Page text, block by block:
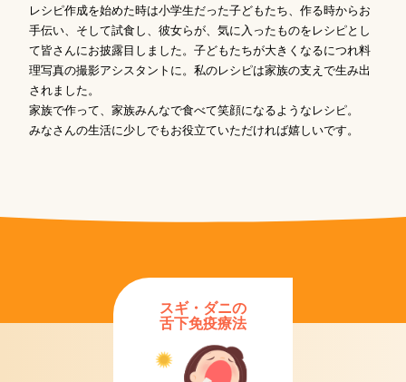
レシピ作成を始めた時は小学生だった子どもたち、作る時からお
手伝い、そして試食し、彼女らが、気に入ったものをレシピとし
て皆さんにお披露目しました。子どもたちが大きくなるにつれ料
理写真の撮影アシスタントに。私のレシピは家族の支えで生み出
されました。
家族で作って、家族みんなで食べて笑顔になるようなレシピ。
みなさんの生活に少しでもお役立ていただければ嬉しいです。
スギ・ダニの
舌下免疫療法